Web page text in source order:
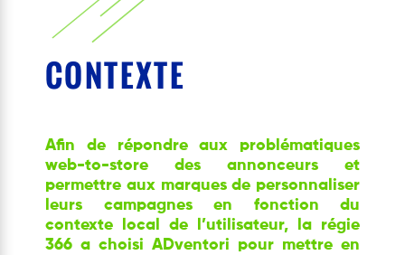
CONTEXTE
Afin de répondre aux problématiques
web-to-store des annonceurs et
permettre aux marques de personnaliser
leurs campagnes en fonction du
contexte local de l’utilisateur, la régie
366 a choisi ADventori pour mettre en